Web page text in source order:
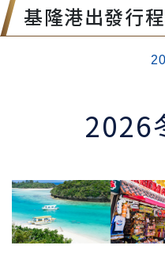
東
韓
國
基隆港出發行程
2026